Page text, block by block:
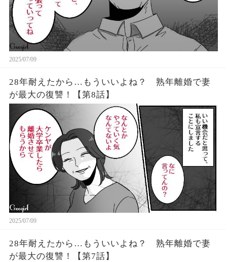
2025/07/09
28年耐えたから…もういいよね？ 熟年離婚で妻
が最大の復讐！【第8話】
2025/07/09
28年耐えたから…もういいよね？ 熟年離婚で妻
が最大の復讐！【第7話】